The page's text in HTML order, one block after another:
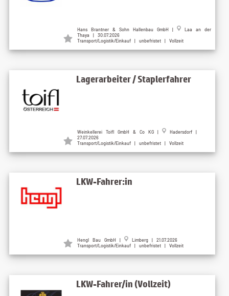
Hans Brantner & Sohn Hallenbau GmbH |
Laa an der
Thaya | 30.07.2026
Transport/Logistik/Einkauf | unbefristet | Vollzeit
Lagerarbeiter / Staplerfahrer
Weinkellerei Toifl GmbH & Co KG |
Hadersdorf |
27.07.2026
Transport/Logistik/Einkauf | unbefristet | Vollzeit
LKW-Fahrer:in
Hengl Bau GmbH |
Limberg | 21.07.2026
Transport/Logistik/Einkauf | unbefristet | Vollzeit
LKW-Fahrer/in (Vollzeit)